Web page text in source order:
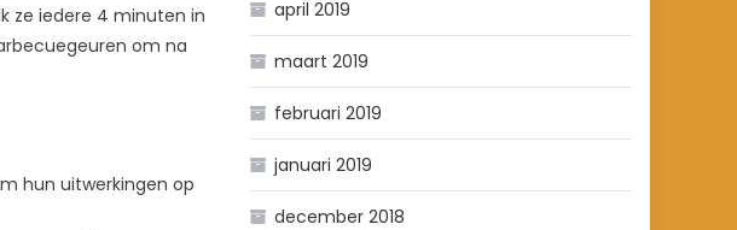
ze iedere 4 minuten in
om na
hun uitwerkingen op
april 2019
maart 2019
februari 2019
januari 2019
december 2018